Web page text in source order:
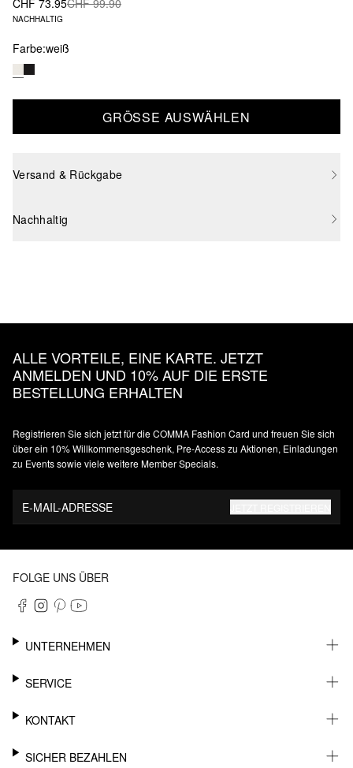
NACHHALTIG
Farbe:weiß
GRÖSSE AUSWÄHLEN
Versand & Rückgabe
Nachhaltig
ALLE VORTEILE, EINE KARTE. JETZT
ANMELDEN UND 10% AUF DIE ERSTE
BESTELLUNG ERHALTEN
Registrieren Sie sich jetzt für die COMMA Fashion Card und freuen Sie sich
über ein 10% Willkommensgeschenk, Pre-Access zu Aktionen, Einladungen
zu Events sowie viele weitere Member Specials.
E-MAIL-ADRESSE
FOLGE UNS ÜBER
UNTERNEHMEN
KARRIERE
SERVICE
NEWSLETTER
MEIN KONTO
KONTAKT
SUPPORT
SICHER BEZAHLEN